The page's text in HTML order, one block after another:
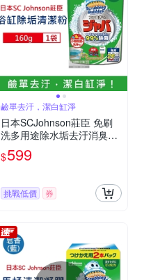
鹼單去汙，潔白缸淨
日本SCJohnson莊臣 免刷
洗多用途除水垢去汙消臭浴
缸衛浴清潔粉160g/袋(浴室
衛浴用品,塑料玩具除垢劑,
$599
挑戰低價 券